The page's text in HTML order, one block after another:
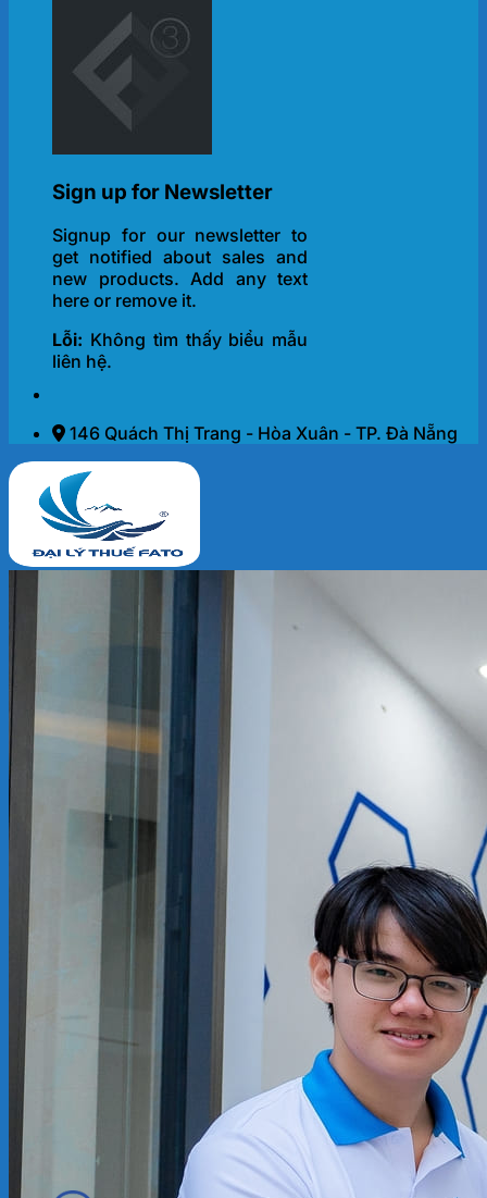
Sign up for Newsletter
Signup for our newsletter to
get notified about sales and
new products. Add any text
here or remove it.
Lỗi: Không tìm thấy biểu mẫu
liên hệ.
146 Quách Thị Trang - Hòa Xuân - TP. Đà Nẵng
KẾ TOÁN – THUẾ
ĐẠI LÝ THUẾ
PHÁP LÝ DOANH NGHIỆP
Kiến thức chuyên ngành
KẾ TOÁN – TÀI CHÍNH
GIỚI THIỆU
CHÍNH SÁCH BẢO MẬT